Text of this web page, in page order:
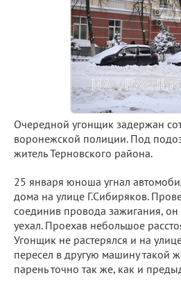
Очередной угонщик задержан
воронежской полиции. Под
житель Терновского района.
25 января юноша угнал
дома на улице Г.Сибиряков.
соединив провода зажигания,
уехал. Проехав небольшое
Угонщик не растерялся и на
пересел в другую машину такой
парень точно так же, как и